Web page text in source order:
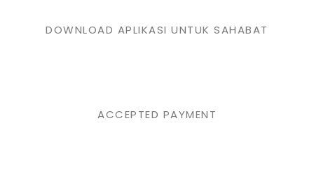
DOWNLOAD APLIKASI UNTUK SAHABAT
ACCEPTED PAYMENT